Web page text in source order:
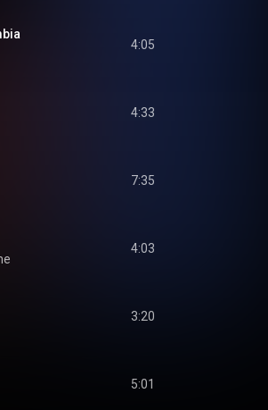
4:05
4:33
7:35
4:03
3:20
5:01